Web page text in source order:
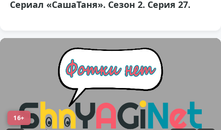
Сериал «СашаТаня». Сезон 2. Серия 27.
16+